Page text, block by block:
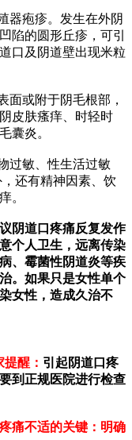
器疱疹。发生在外阴
陷的圆形丘疹，可引
口及阴道壁出现米粒
面或附于阴毛根部，
皮肤瘙痒、时轻时
囊炎。
过敏、性生活过敏
还有精神因素、饮
。
阴道口疼痛反复发作
个人卫生，远离传染
、霉菌性阴道炎等疾
。如果只是女性单个
女性，造成久治不
醒： 引起阴道口疼
到正规医院进行检查
痛不适的关键：明确